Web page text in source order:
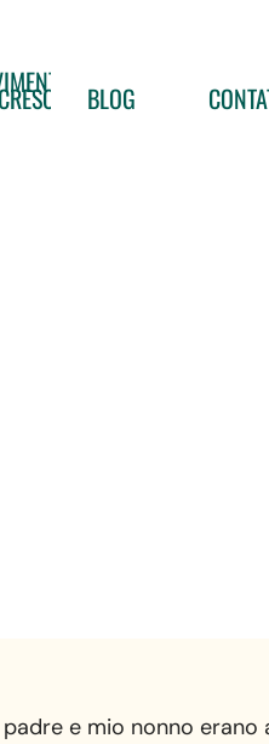
BLOG
e mio nonno erano